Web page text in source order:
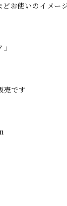
お使いのイメー
売です